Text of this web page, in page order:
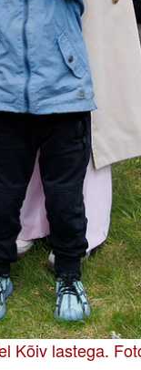
Kõiv lastega.